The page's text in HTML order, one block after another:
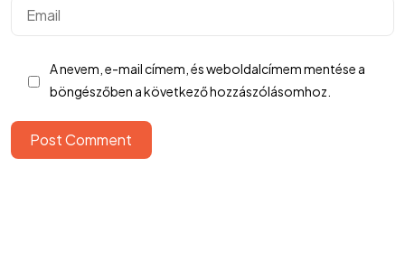
A nevem, e-mail címem, és weboldalcímem mentése a
böngészőben a következő hozzászólásomhoz.
Post Comment
Cookie nyilatkozat
ÁSZF
Elállási nyilatkozat
Adatvédelmi tájékoztató